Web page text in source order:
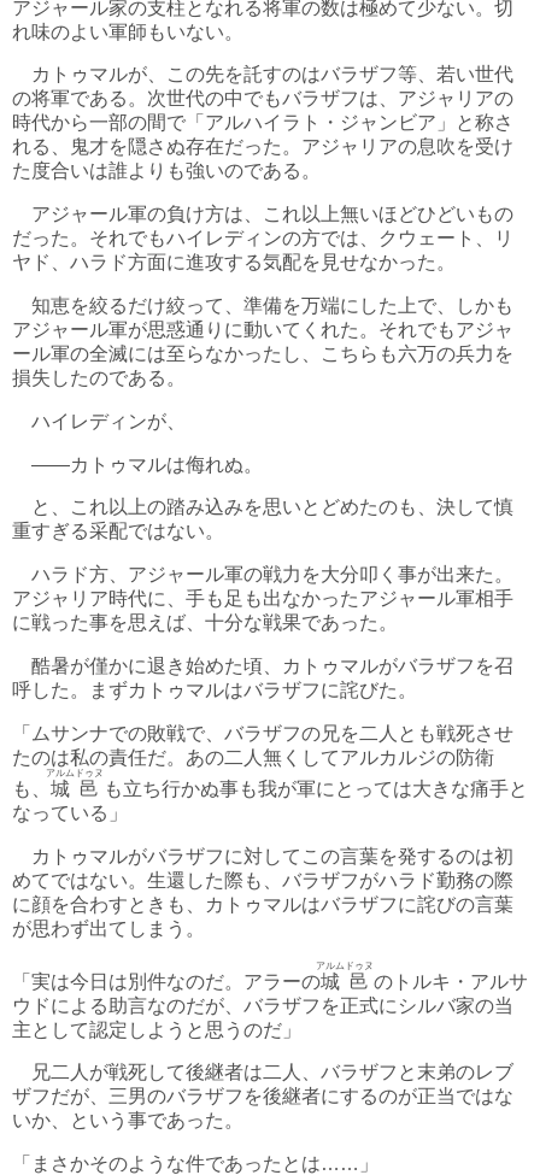
アジャール家の支柱となれる将軍の数は極めて少ない。切
れ味のよい軍師もいない。
カトゥマルが、この先を託すのはバラザフ等、若い世代
の将軍である。次世代の中でもバラザフは、アジャリアの
時代から一部の間で「アルハイラト・ジャンビア」と称さ
れる、鬼才を隠さぬ存在だった。アジャリアの息吹を受け
た度合いは誰よりも強いのである。
アジャール軍の負け方は、これ以上無いほどひどいもの
だった。それでもハイレディンの方では、クウェート、リ
ヤド、ハラド方面に進攻する気配を見せなかった。
知恵を絞るだけ絞って、準備を万端にした上で、しかも
アジャール軍が思惑通りに動いてくれた。それでもアジャ
ール軍の全滅には至らなかったし、こちらも六万の兵力を
損失したのである。
ハイレディンが、
――カトゥマルは侮れぬ。
と、これ以上の踏み込みを思いとどめたのも、決して慎
重すぎる采配ではない。
ハラド方、アジャール軍の戦力を大分叩く事が出来た。
アジャリア時代に、手も足も出なかったアジャール軍相手
に戦った事を思えば、十分な戦果であった。
酷暑が僅かに退き始めた頃、カトゥマルがバラザフを召
呼した。まずカトゥマルはバラザフに詫びた。
「ムサンナでの敗戦で、バラザフの兄を二人とも戦死させ
たのは私の責任だ。あの二人無くしてアルカルジの防衛
も、 城邑
アルムドゥヌ
も立ち行かぬ事も我が軍にとっては大きな痛手と
なっている」
カトゥマルがバラザフに対してこの言葉を発するのは初
めてではない。生還した際も、バラザフがハラド勤務の際
に顔を合わすときも、カトゥマルはバラザフに詫びの言葉
が思わず出てしまう。
「実は今日は別件なのだ。アラーの城邑
アルムドゥヌ
のトルキ・アルサ
ウドによる助言なのだが、バラザフを正式にシルバ家の当
主として認定しようと思うのだ」
兄二人が戦死して後継者は二人、バラザフと末弟のレブ
ザフだが、三男のバラザフを後継者にするのが正当ではな
いか、という事であった。
「まさかそのような件であったとは……」